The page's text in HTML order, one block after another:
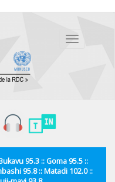
Toggle
95.3 :: Goma 95.5 ::
95.8 :: Matadi 102.0 ::